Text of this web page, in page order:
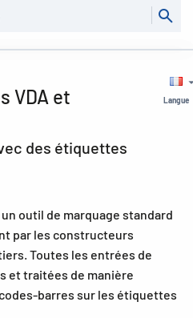
Langue
VDA et
des étiquettes
outil de marquage standard
par les constructeurs
Toutes les entrées de
et traitées de manière
barres sur les étiquettes